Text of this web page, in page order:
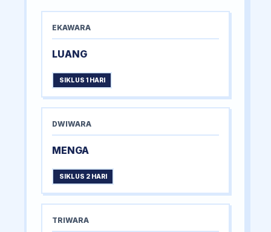
EKAWARA
LUANG
SIKLUS 1 HARI
DWIWARA
MENGA
SIKLUS 2 HARI
TRIWARA